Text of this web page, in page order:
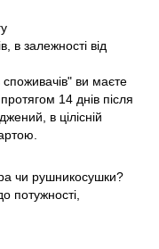
в залежності від
ви маєте
14 днів після
в цілісній
чи рушникосушки?
потужності,